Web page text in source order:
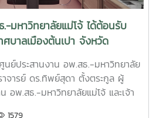
มหาวิทยาลัยแม่โจ้ ได้ต้อนรับ
บาลเมืองต้นเปา จังหวัด
ย์ประสานงาน อพ.สธ.-มหาวิทยาลัย
จารย์ ดร.ทิพย์สุดา ตั้งตระกูล ผู้
อพ.สธ.-มหาวิทยาลัยแม่โจ้ และเจ้า
1579